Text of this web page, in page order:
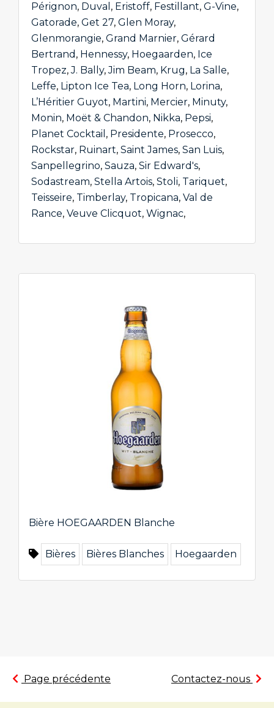
Pérignon, Duval , Eristoff, Festillant, G-Vine,
Gatorade, Get 27, Glen Moray,
Glenmorangie, Grand Marnier, Gérard
Bertrand , Hennessy, Hoegaarden, Ice
Tropez,J. Bally,Jim Beam, Krug, La Salle,
Leffe, Lipton Ice Tea, Long Horn, Lorina,
L’Héritier Guyot, Martini, Mercier, Minuty,
Monin, Moët & Chandon, Nikka, Pepsi,
Planet Cocktail , Presidente, Prosecco,
Rockstar, Ruinart, Saint James, San Luis,
Sanpellegrino, Sauza, Sir Edward's,
Sodastream, Stella Artois, Stoli, Tariquet,
Teisseire, Timberlay, Tropicana, Val de
Rance, Veuve Clicquot, Wignac,
Bière HOEGAARDEN Blanche
Bières Bières Blanches Hoegaarden
Page précédente Contactez-nous